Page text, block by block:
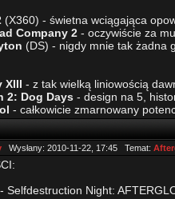
(X360) - świetna wciągająca
Company 2 - oczywiście za
(DS) - nigdy mnie tak żadna
XIII - z tak wielką liniowością
2: Dog Days - design na 5,
- całkowicie zmarnowany
Wysłany: 2010-11-22, 17:45 Temat:
Selfdestruction Night: